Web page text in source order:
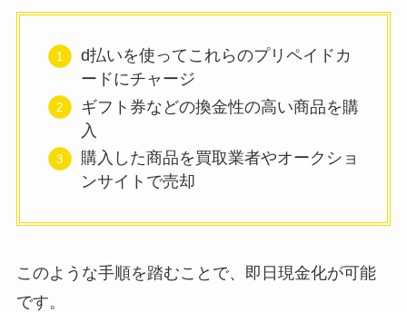
d払いを使ってこれらのプリペイドカ
ードにチャージ
ギフト券などの換金性の高い商品を購
入
購入した商品を買取業者やオークショ
ンサイトで売却
このような手順を踏むことで、即日現金化が可能
です。